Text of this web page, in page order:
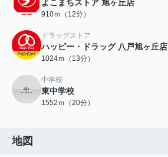
よこまちストア 旭ヶ丘店
910ｍ（12分）
ドラッグストア
ハッピー・ドラッグ 八戸旭ヶ丘店
1024ｍ（13分）
中学校
東中学校
1552ｍ（20分）
地図